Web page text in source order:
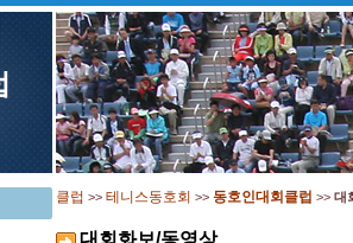
클럽 >> 테니스동호회 >> 동호인대회클럽 >> 대
대회화보/동영상